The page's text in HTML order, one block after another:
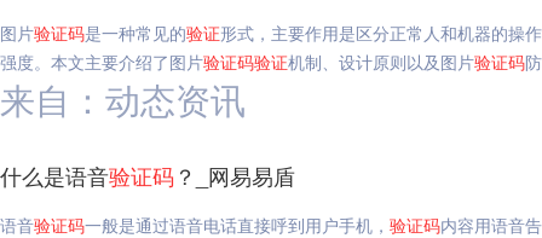
图片验证码是一种常见的验证形式，主要作用是区分正常人和机器的操
强度。本文主要介绍了图片验证码验证机制、设计原则以及图片验证码
来自：动态资讯
什么是语音验证码 ？_网易易盾
语音验证码一般是通过语音电话直接呼到用户手机， 验证码内容用语音